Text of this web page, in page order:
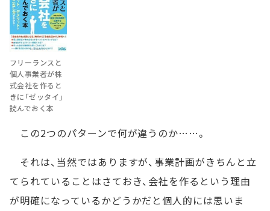
フリーランスと
個人事業者が株
式会社を作ると
きに「ゼッタイ」
読んでおく本
この2つのパターンで何が違うのか……。
それは、当然ではありますが、事業計画がきちんと立
てられていることはさておき、会社を作るという理由
が明確になっているかどうかだと個人的には思いま